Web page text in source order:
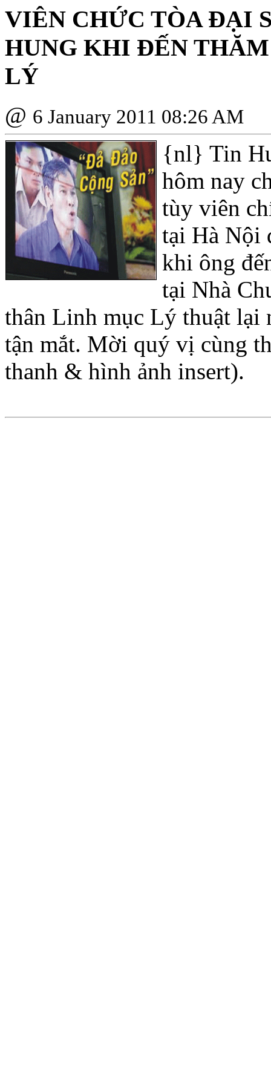
VIÊN CHỨC TÒA ÐẠI
HUNG KHI ÐẾN
LÝ
@ 6 January 2011 08:26 AM
{nl} Tin
hôm nay
tùy viên
tại Hà Nội
khi ông
tại Nhà
thân Linh mục Lý thuật lại
tận mắt. Mời quý vị cùng
thanh & hình ảnh insert).